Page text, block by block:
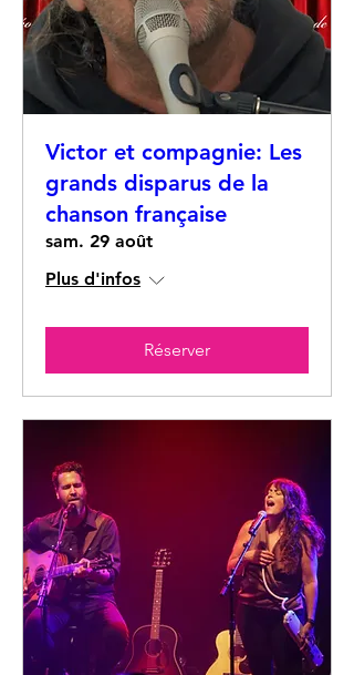
Victor et compagnie: Les
grands disparus de la
chanson française
sam. 29 août
Plus d'infos
Réserver